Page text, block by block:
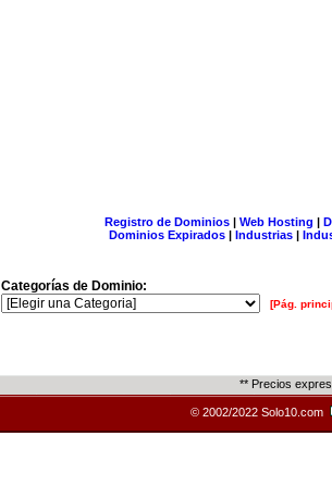
Registro de Dominios| Web Hosting |
Dominios Expirados | Industrias |
Categorías de Dominio:
[Pág.
** Precios
© 2002/2022 Solo10.com